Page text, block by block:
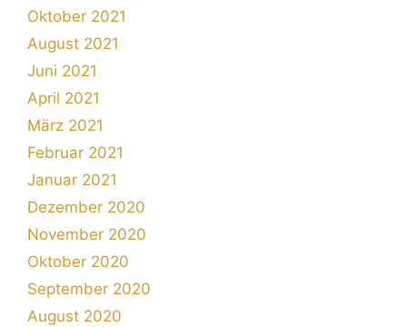
Oktober 2021
August 2021
Juni 2021
April 2021
März 2021
Februar 2021
Januar 2021
Dezember 2020
November 2020
Oktober 2020
September 2020
August 2020